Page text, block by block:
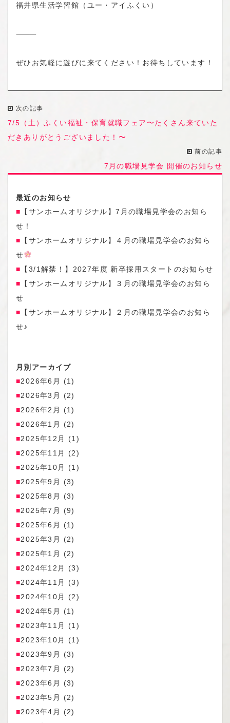
福井県生活学習館（ユー・アイふくい）
⸻
ぜひお気軽に遊びに来てください！お待ちしています！
次の記事
7/5（土）ふくい福祉・保育就職フェア〜たくさん来ていた
だきありがとうございました！〜
前の記事
7月の職場見学会 開催のお知らせ
最近のお知らせ
【サンホームオリジナル】7月の職場見学会のお知ら
せ！
【サンホームオリジナル】４月の職場見学会のお知ら
せ
【3/1解禁！】2027年度 新卒採用スタートのお知らせ
【サンホームオリジナル】３月の職場見学会のお知ら
せ
【サンホームオリジナル】２月の職場見学会のお知ら
せ♪
月別アーカイブ
2026年6月
(1)
2026年3月
(2)
2026年2月
(1)
2026年1月
(2)
2025年12月
(1)
2025年11月
(2)
2025年10月
(1)
2025年9月
(3)
2025年8月
(3)
2025年7月
(9)
2025年6月
(1)
2025年3月
(2)
2025年1月
(2)
2024年12月
(3)
2024年11月
(3)
2024年10月
(2)
2024年5月
(1)
2023年11月
(1)
2023年10月
(1)
2023年9月
(3)
2023年7月
(2)
2023年6月
(3)
2023年5月
(2)
2023年4月
(2)